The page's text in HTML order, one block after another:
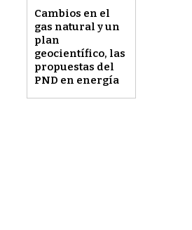
Cambios en el
gas natural y un
plan
geocientífico, las
propuestas del
PND en energía